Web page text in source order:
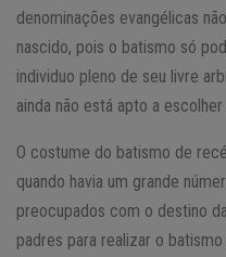
denominações evangélicas
nascido, pois o batismo só
individuo pleno de seu livre
ainda não está apto a
O costume do batismo de
quando havia um grande
preocupados com o destino
padres para realizar o